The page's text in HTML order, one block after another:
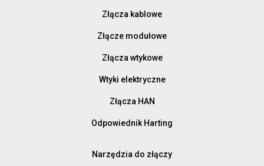
Złącza kablowe
Złącze modułowe
Złącza wtykowe
Wtyki elektryczne
Złącza HAN
Odpowiednik Harting
Narzędzia do złączy